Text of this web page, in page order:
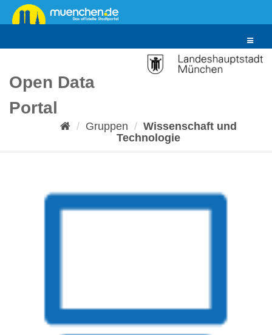
Überspringen
zum
Toggle
Open Data
Portal
Gruppen
Wissenschaft und
Technologie